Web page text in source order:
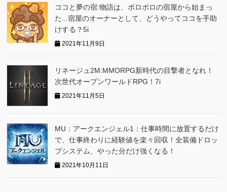
ココと夢の宿:物語は、ボロボロの宿屋から始まっ
た...宿屋のオーナーとして、どうやってココを手助
けする？5i
2021年11月9日
リネージュ2M:MMORPG新時代の目撃者となれ！
次世代オープンワールドRPG！7i
2021年11月5日
MU：アークエンジェル1：仕事時間に放置するだけ
で、仕事終わりに経験値を楽々回収！全装備ドロッ
プシステム、やった分だけ強くなる！
2021年10月11日